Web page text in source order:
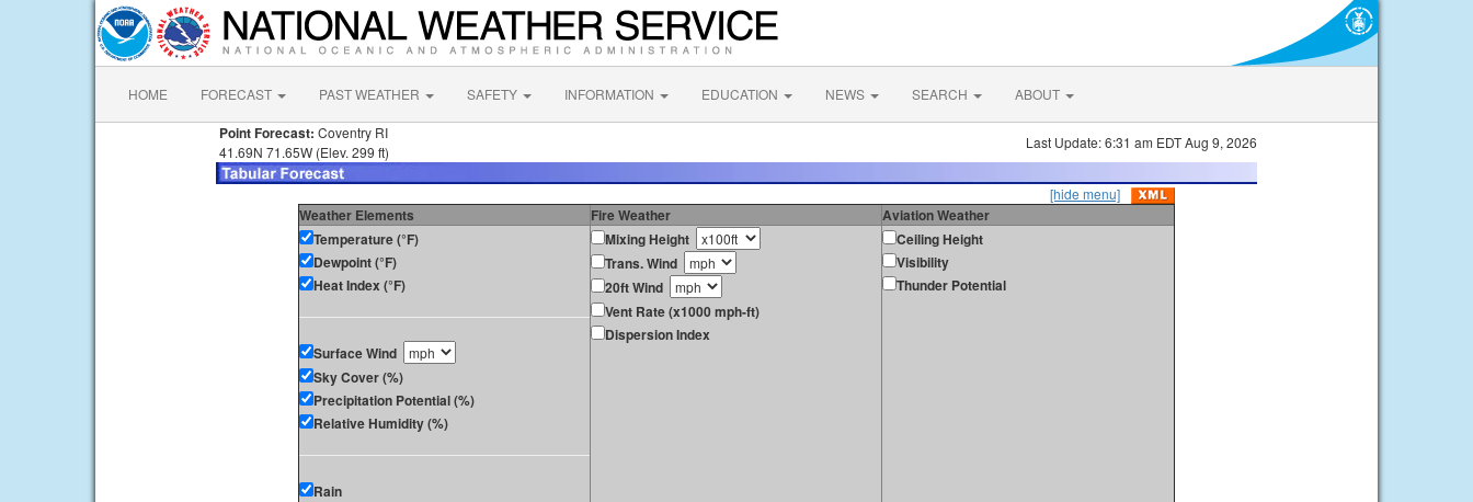
HOME FORECAST PAST WEATHER SAFETY INFORMATION EDUCATION NEWS SEARCH ABOUT
Point Forecast: Coventry RI
41.69N 71.65W (Elev. 299 ft)
Last Update: 6:31 am EDT Aug 9, 2026
[hide menu]
Weather Elements Fire Weather
Aviation Weather
Temperature (°F)
Dewpoint (°F)
Heat Index (°F)
Surface Wind
Sky Cover (%)
Precipitation Potential (%)
Relative Humidity (%)
Rain
Mixing Height
Trans. Wind
20ft Wind
Vent Rate (x1000 mph-ft)
Dispersion Index
Ceiling Height
Visibility
Thunder Potential